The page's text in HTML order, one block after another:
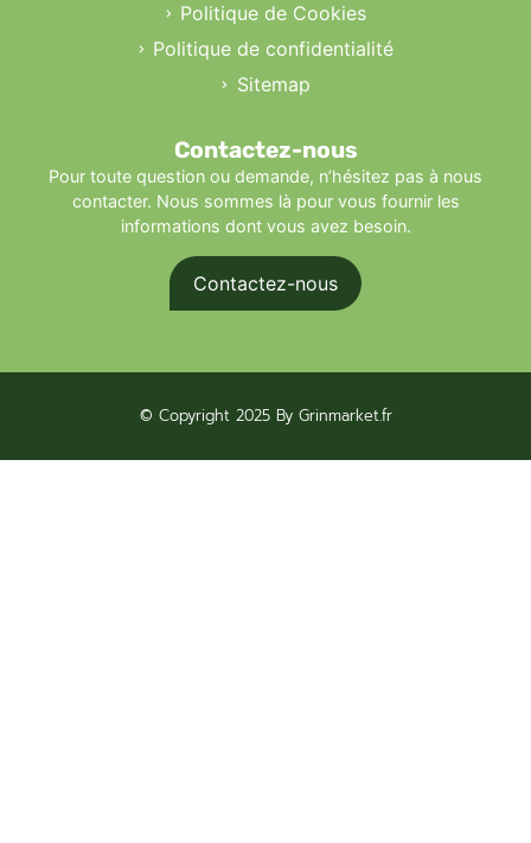
Politique de Cookies
Politique de confidentialité
Sitemap
Contactez-nous
Pour toute question ou demande, n’hésitez pas à nous
contacter. Nous sommes là pour vous fournir les
informations dont vous avez besoin.
Contactez-nous
© Copyright 2025 By Grinmarket.fr